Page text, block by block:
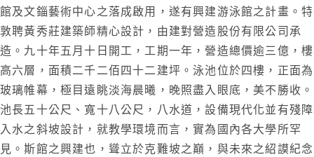
館及文錙藝術中心之落成啟用，遂有興建游泳館之計畫。特
敦聘黃秀莊建築師精心設計，由建對營造股份有限公司承
造。九十年五月十日開工，工期一年，營造總價逾三億，樓
高六層，面積二千二佰四十二建坪。泳池位於四樓，正面為
玻璃帷幕，極目遠眺淡海晨曦，晚照盡入眼底，美不勝收。
池長五十公尺、寬十八公尺，八水道，設備現代化並有殘障
入水之斜坡設計，就教學環境而言，實為國內各大學所罕
見。斯館之興建也，聳立於克難坡之巔，與未來之紹謨紀念